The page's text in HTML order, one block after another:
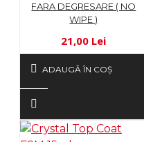
FARA DEGRESARE ( NO
WIPE )
21,00 Lei
ADAUGĂ ÎN COŞ